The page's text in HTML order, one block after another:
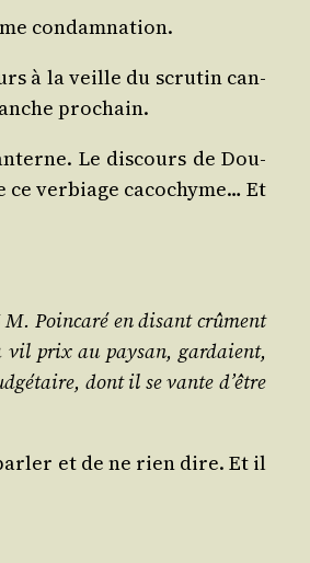
condamnation.
à la veille du scru­tin can­
prochain.
Le dis­cours de Dou­
ce ver­biage caco­chyme… Et
M. Poin­ca­ré en disant crû­ment
vil prix au pay­san, gar­daient,
dont il se vante d’être
et de ne rien dire. Et il